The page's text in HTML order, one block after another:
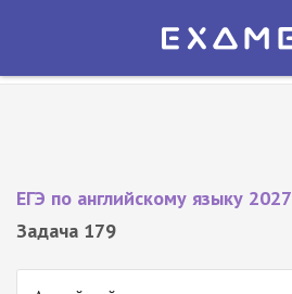
Экзамер — ЕГЭ 2027
ЕГЭ по английскому языку 2027
Задача 179